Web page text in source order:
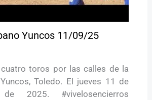
Yuncos 11/09/25
toros por las calles de la
Toledo. El jueves 11 de
de 2025. #vivelosencierros